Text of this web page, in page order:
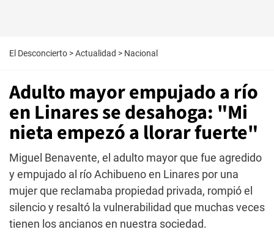
El Desconcierto >Actualidad > Nacional
Adulto mayor empujado a río
en Linares se desahoga: "Mi
nieta empezó a llorar fuerte"
Miguel Benavente, el adulto mayor que fue agredido
y empujado al río Achibueno en Linares por una
mujer que reclamaba propiedad privada, rompió el
silencio y resaltó la vulnerabilidad que muchas veces
tienen los ancianos en nuestra sociedad.